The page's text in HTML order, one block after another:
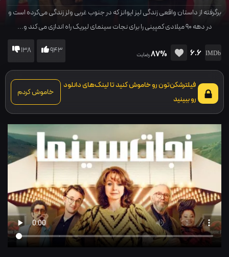
برگرفته از داستان واقعی زندگی لیز ایوانز که در جنوب غربی ولز زندگی می‌کرده است و
در دهه ۹۰ میلادی کمپینی را برای نجات سینمای لیریک راه اندازی می کند و...
6.6
87%رضایت 943
138
فیلترشکن‌تون رو خاموش کنید تا لینک‌های دانلود
رو ببینید
خاموش کردم